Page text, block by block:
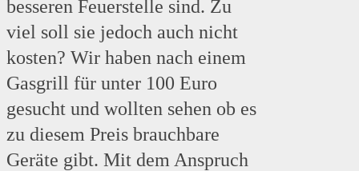
besseren Feuerstelle sind. Zu
viel soll sie jedoch auch nicht
kosten? Wir haben nach einem
Gasgrill für unter 100 Euro
gesucht und wollten sehen ob es
zu diesem Preis brauchbare
Geräte gibt. Mit dem Anspruch